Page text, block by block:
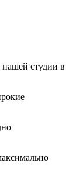
нашей студии в